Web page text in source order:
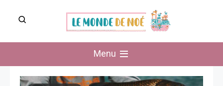
Le Monde de Noé
Menu